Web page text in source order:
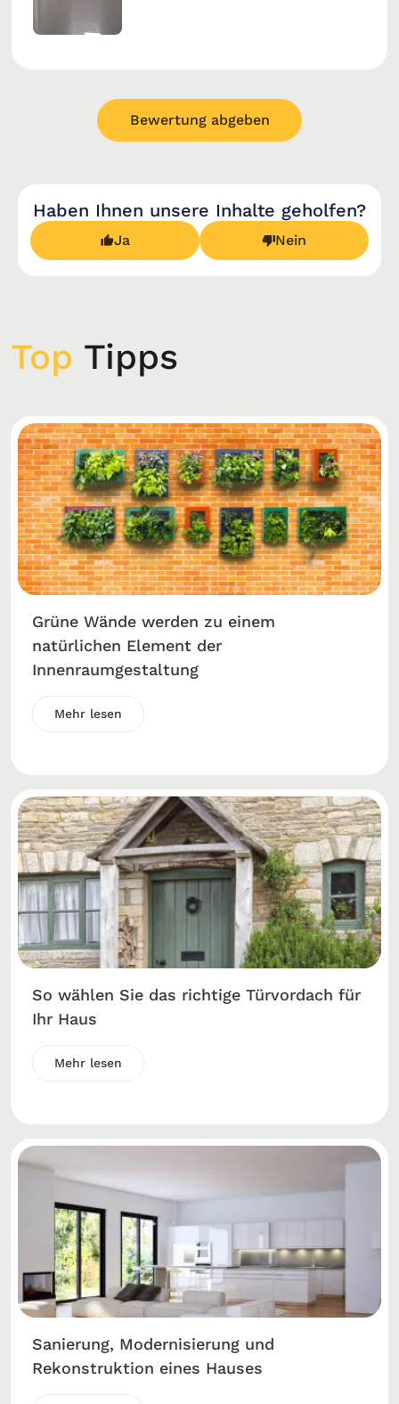
Bewertung abgeben
Haben Ihnen unsere Inhalte geholfen?
Ja Nein
Top Tipps
Grüne Wände werden zu einem
natürlichen Element der
Innenraumgestaltung
Mehr lesen
So wählen Sie das richtige Türvordach für
Ihr Haus
Mehr lesen
Sanierung, Modernisierung und
Rekonstruktion eines Hauses